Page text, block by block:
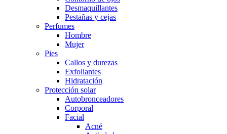
Desmaquillantes
Pestañas y cejas
Perfumes
Hombre
Mujer
Pies
Callos y durezas
Exfoliantes
Hidratación
Protección solar
Autobronceadores
Corporal
Facial
Acné